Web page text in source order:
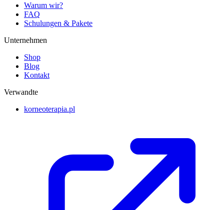
Warum wir?
FAQ
Schulungen & Pakete
Unternehmen
Shop
Blog
Kontakt
Verwandte
korneoterapia.pl